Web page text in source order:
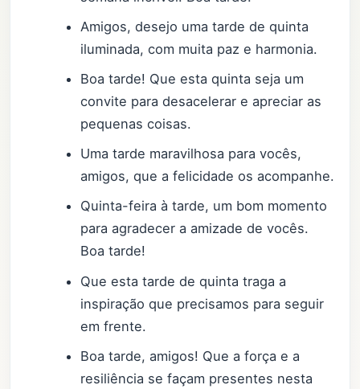
Amigos, desejo uma tarde de quinta
iluminada, com muita paz e harmonia.
Boa tarde! Que esta quinta seja um
convite para desacelerar e apreciar as
pequenas coisas.
Uma tarde maravilhosa para vocês,
amigos, que a felicidade os acompanhe.
Quinta-feira à tarde, um bom momento
para agradecer a amizade de vocês.
Boa tarde!
Que esta tarde de quinta traga a
inspiração que precisamos para seguir
em frente.
Boa tarde, amigos! Que a força e a
resiliência se façam presentes nesta